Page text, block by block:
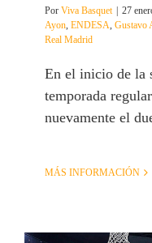
Por Viva Basquet 27
Ayon, ENDESA, Gustavo
Real Madrid
En el inicio de la
temporada
nuevamente el
MÁS INFORMACIÓN